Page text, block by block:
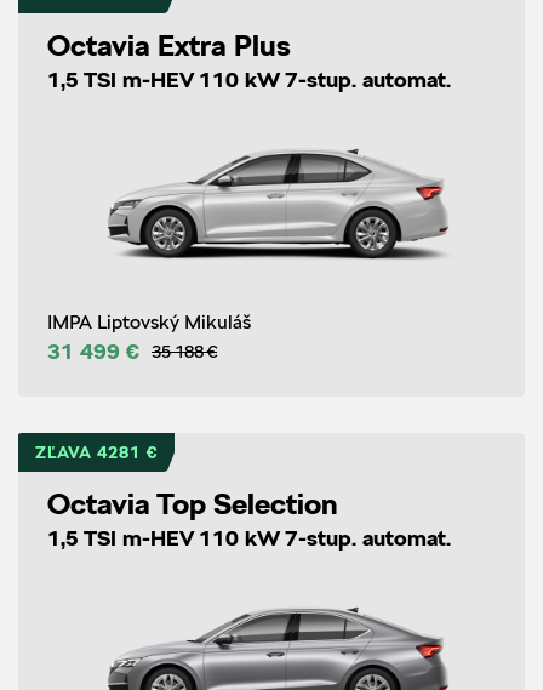
Octavia Extra Plus
1,5 TSI m-HEV 110 kW 7-stup. automat.
IMPA Liptovský Mikuláš
31 499 € 35 188 €
ZĽAVA 4281 €
Octavia Top Selection
1,5 TSI m-HEV 110 kW 7-stup. automat.